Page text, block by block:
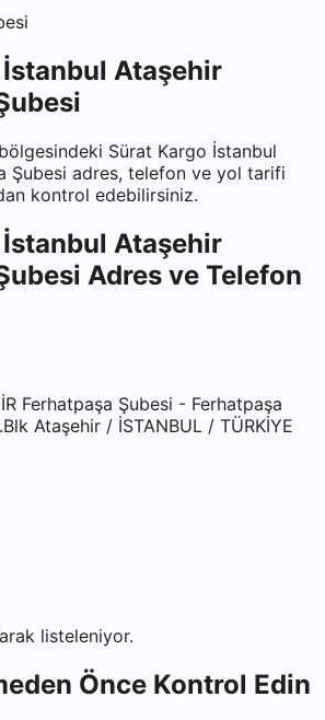
Ataşehir
bölgesindeki Sürat Kargo İstanbul
Şubesi adres, telefon ve yol tarifi
kontrol edebilirsiniz.
Ataşehir
Adres ve Telefon
Ferhatpaşa Şubesi - Ferhatpaşa
Ataşehir / İSTANBUL / TÜRKİYE
listeleniyor.
Önce Kontrol Edin